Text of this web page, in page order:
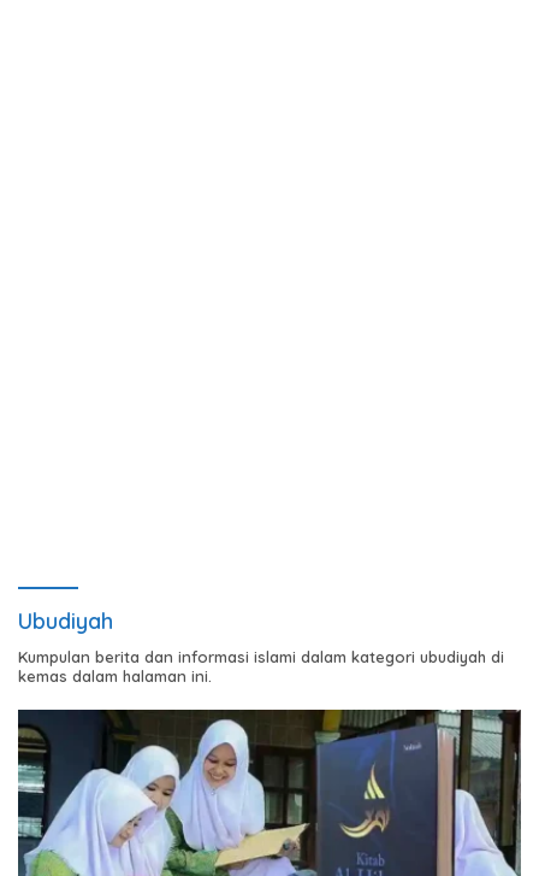
Ubudiyah
Kumpulan berita dan informasi islami dalam kategori ubudiyah di
kemas dalam halaman ini.